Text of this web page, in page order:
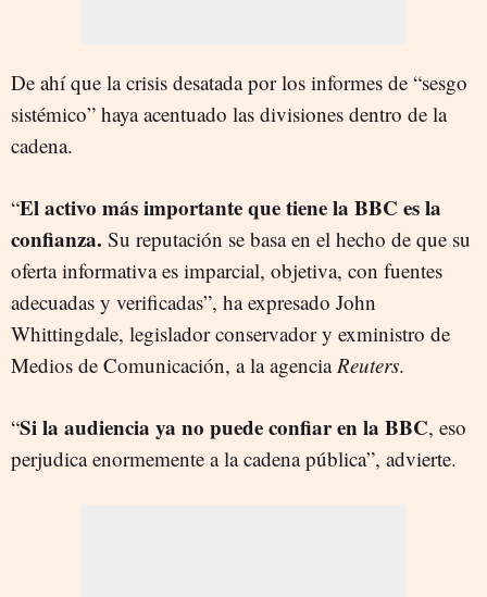
De ahí que la crisis desatada por los informes de “sesgo
sistémico” haya acentuado las divisiones dentro de la
cadena.
“El activo más importante que tiene la BBC es la
confianza. Su reputación se basa en el hecho de que su
oferta informativa es imparcial, objetiva, con fuentes
adecuadas y verificadas”, ha expresado John
Whittingdale, legislador conservador y exministro de
Medios de Comunicación, a la agencia Reuters.
“Si la audiencia ya no puede confiar en la BBC, eso
perjudica enormemente a la cadena pública”, advierte.